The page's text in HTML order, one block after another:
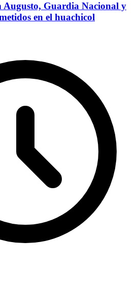
Augusto, Guardia Nacional y
en el huachicol